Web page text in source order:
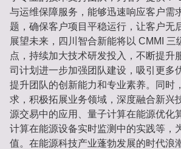
与运维保障服务，能够迅速响应客户需
题，确保客户项目平稳运行，让客户无
展望未来，四川智合新能将以 CMMI 三
点，持续加大技术研发投入，不断提升
司计划进一步加强团队建设，吸引更多
提升团队的创新能力和专业素养。同时
求，积极拓展业务领域，深度融合新兴
源交易中的应用、量子计算在能源优化
计算在能源设备实时监测中的实践等，
值。在能源科技产业蓬勃发展的时代浪